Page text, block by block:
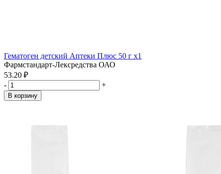
Гематоген детский Аптеки Плюс 50 г x1
Фармстандарт-Лексредства ОАО
53.20 ₽
-
+
В корзину